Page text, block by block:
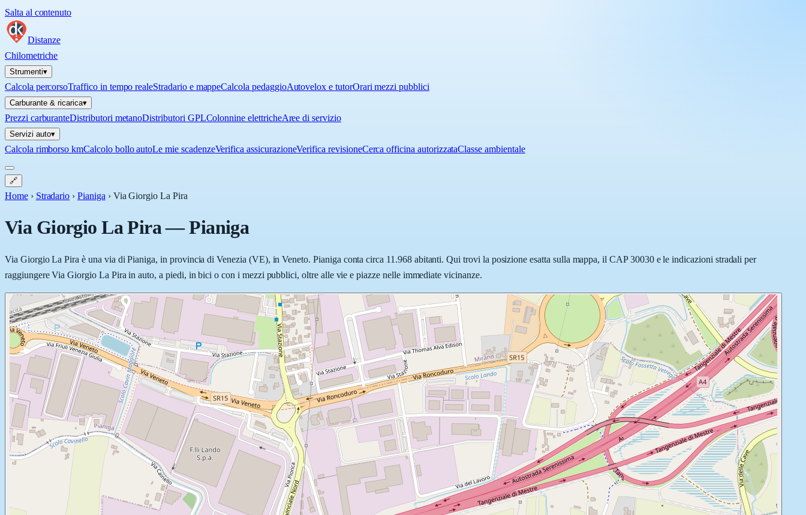
Salta al contenuto
Distanze
Chilometriche
Strumenti▾
Calcola percorsoTraffico in tempo realeStradario e mappeCalcola pedaggioAutovelox e tutorOrari mezzi pubblici
Carburante & ricarica▾
Prezzi carburanteDistributori metanoDistributori GPLColonnine elettricheAree di servizio
Servizi auto▾
Calcola rimborso kmCalcolo bollo autoLe mie scadenzeVerifica assicurazioneVerifica revisioneCerca officina autorizzataClasse ambientale
🔗
Home › Stradario › Pianiga › Via Giorgio La Pira
Via Giorgio La Pira—Pianiga
Via Giorgio La Pira è una via di Pianiga, in provincia di Venezia (VE), in Veneto. Pianiga conta circa 11.968 abitanti. Qui trovi la posizione esatta sulla mappa, il CAP 30030 e le indicazioni stradali per
raggiungere Via Giorgio La Pira in auto, a piedi, in bici o con i mezzi pubblici, oltre alle vie e piazze nelle immediate vicinanze.